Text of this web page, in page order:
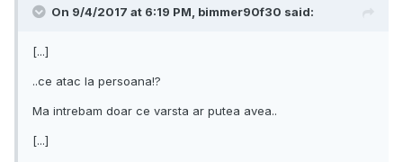
On 9/4/2017 at 6:19 PM, bimmer90f30 said:
[...]
..ce atac la persoana!?
Ma intrebam doar ce varsta ar putea avea..
[...]